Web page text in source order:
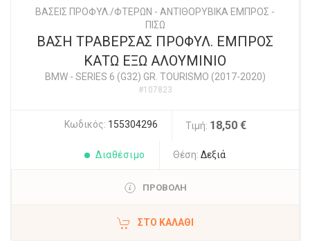
ΒΑΣΕΙΣ ΠΡΟΦΥΛ./ΦΤΕΡΩΝ - ΑΝΤΙΘΟΡΥΒΙΚΑ ΕΜΠΡΟΣ -
ΠΙΣΩ
ΒΑΣΗ ΤΡΑΒΕΡΣΑΣ ΠΡΟΦΥΛ. ΕΜΠΡΟΣ
ΚΑΤΩ ΕΞΩ ΑΛΟΥΜΙΝΙΟ
BMW- SERIES 6 (G32) GR. TOURISMO (2017-2020)
#107823
Κωδικός: 155304296 Τιμή: 18,50 €
Διαθέσιμο Θέση: Δεξιά
ΠΡΟΒΟΛΗ
ΣΤΟ ΚΑΛΆΘΙ